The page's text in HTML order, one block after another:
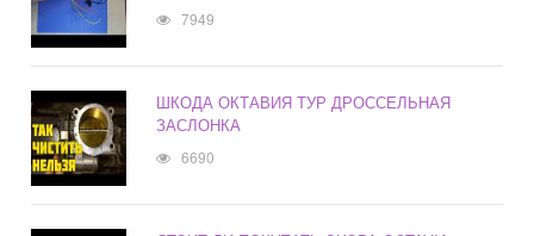
7949
ШКОДА ОКТАВИЯ ТУР ДРОССЕЛЬНАЯ
ЗАСЛОНКА
6690